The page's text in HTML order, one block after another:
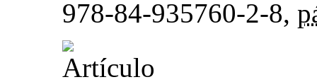
978-84-935760-2-8,